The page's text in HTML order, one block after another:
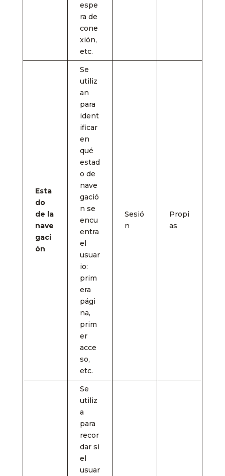
espe
ra de
cone
xión,
etc.
Esta
do
de la
nave
gaci
ón
Se
utiliz
an
para
ident
ificar
en
qué
estad
o de
nave
gació
n se
encu
entra
el
usuar
io:
prim
era
pági
na,
prim
er
acce
so,
etc.
Sesió
n
Propi
as
Se
utiliz
a
para
recor
dar si
el
usuar